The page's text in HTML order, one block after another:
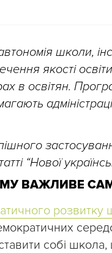
школи,
якості
в освітян.
“Нової
ВАЖЛИВЕ
розвитку
собі